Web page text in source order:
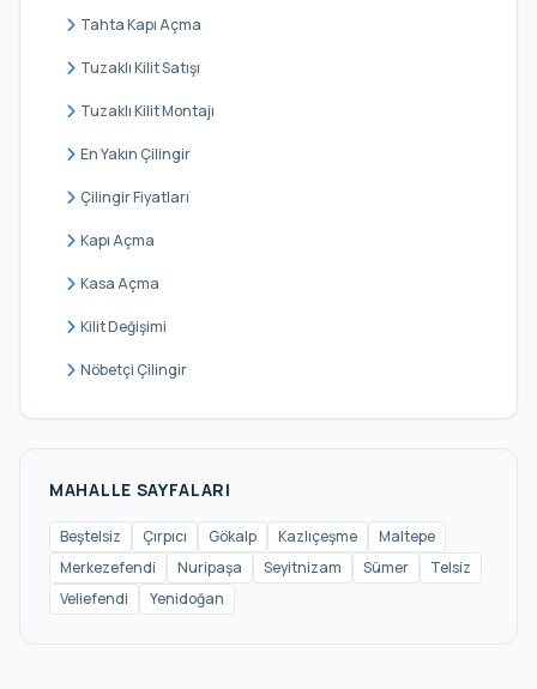
Tahta Kapı Açma
Tuzaklı Kilit Satışı
Tuzaklı Kilit Montajı
En Yakın Çilingir
Çilingir Fiyatları
Kapı Açma
Kasa Açma
Kilit Değişimi
Nöbetçi Çilingir
MAHALLE SAYFALARI
Beştelsiz Çırpıcı Gökalp Kazlıçeşme
Maltepe
Merkezefendi
Nuripaşa Seyitnizam Sümer
Telsiz
Veliefendi
Yenidoğan